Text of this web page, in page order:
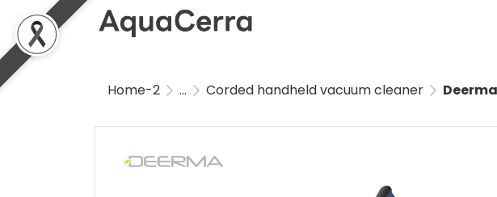
Home-2 ... Corded handheld vacuum cleaner